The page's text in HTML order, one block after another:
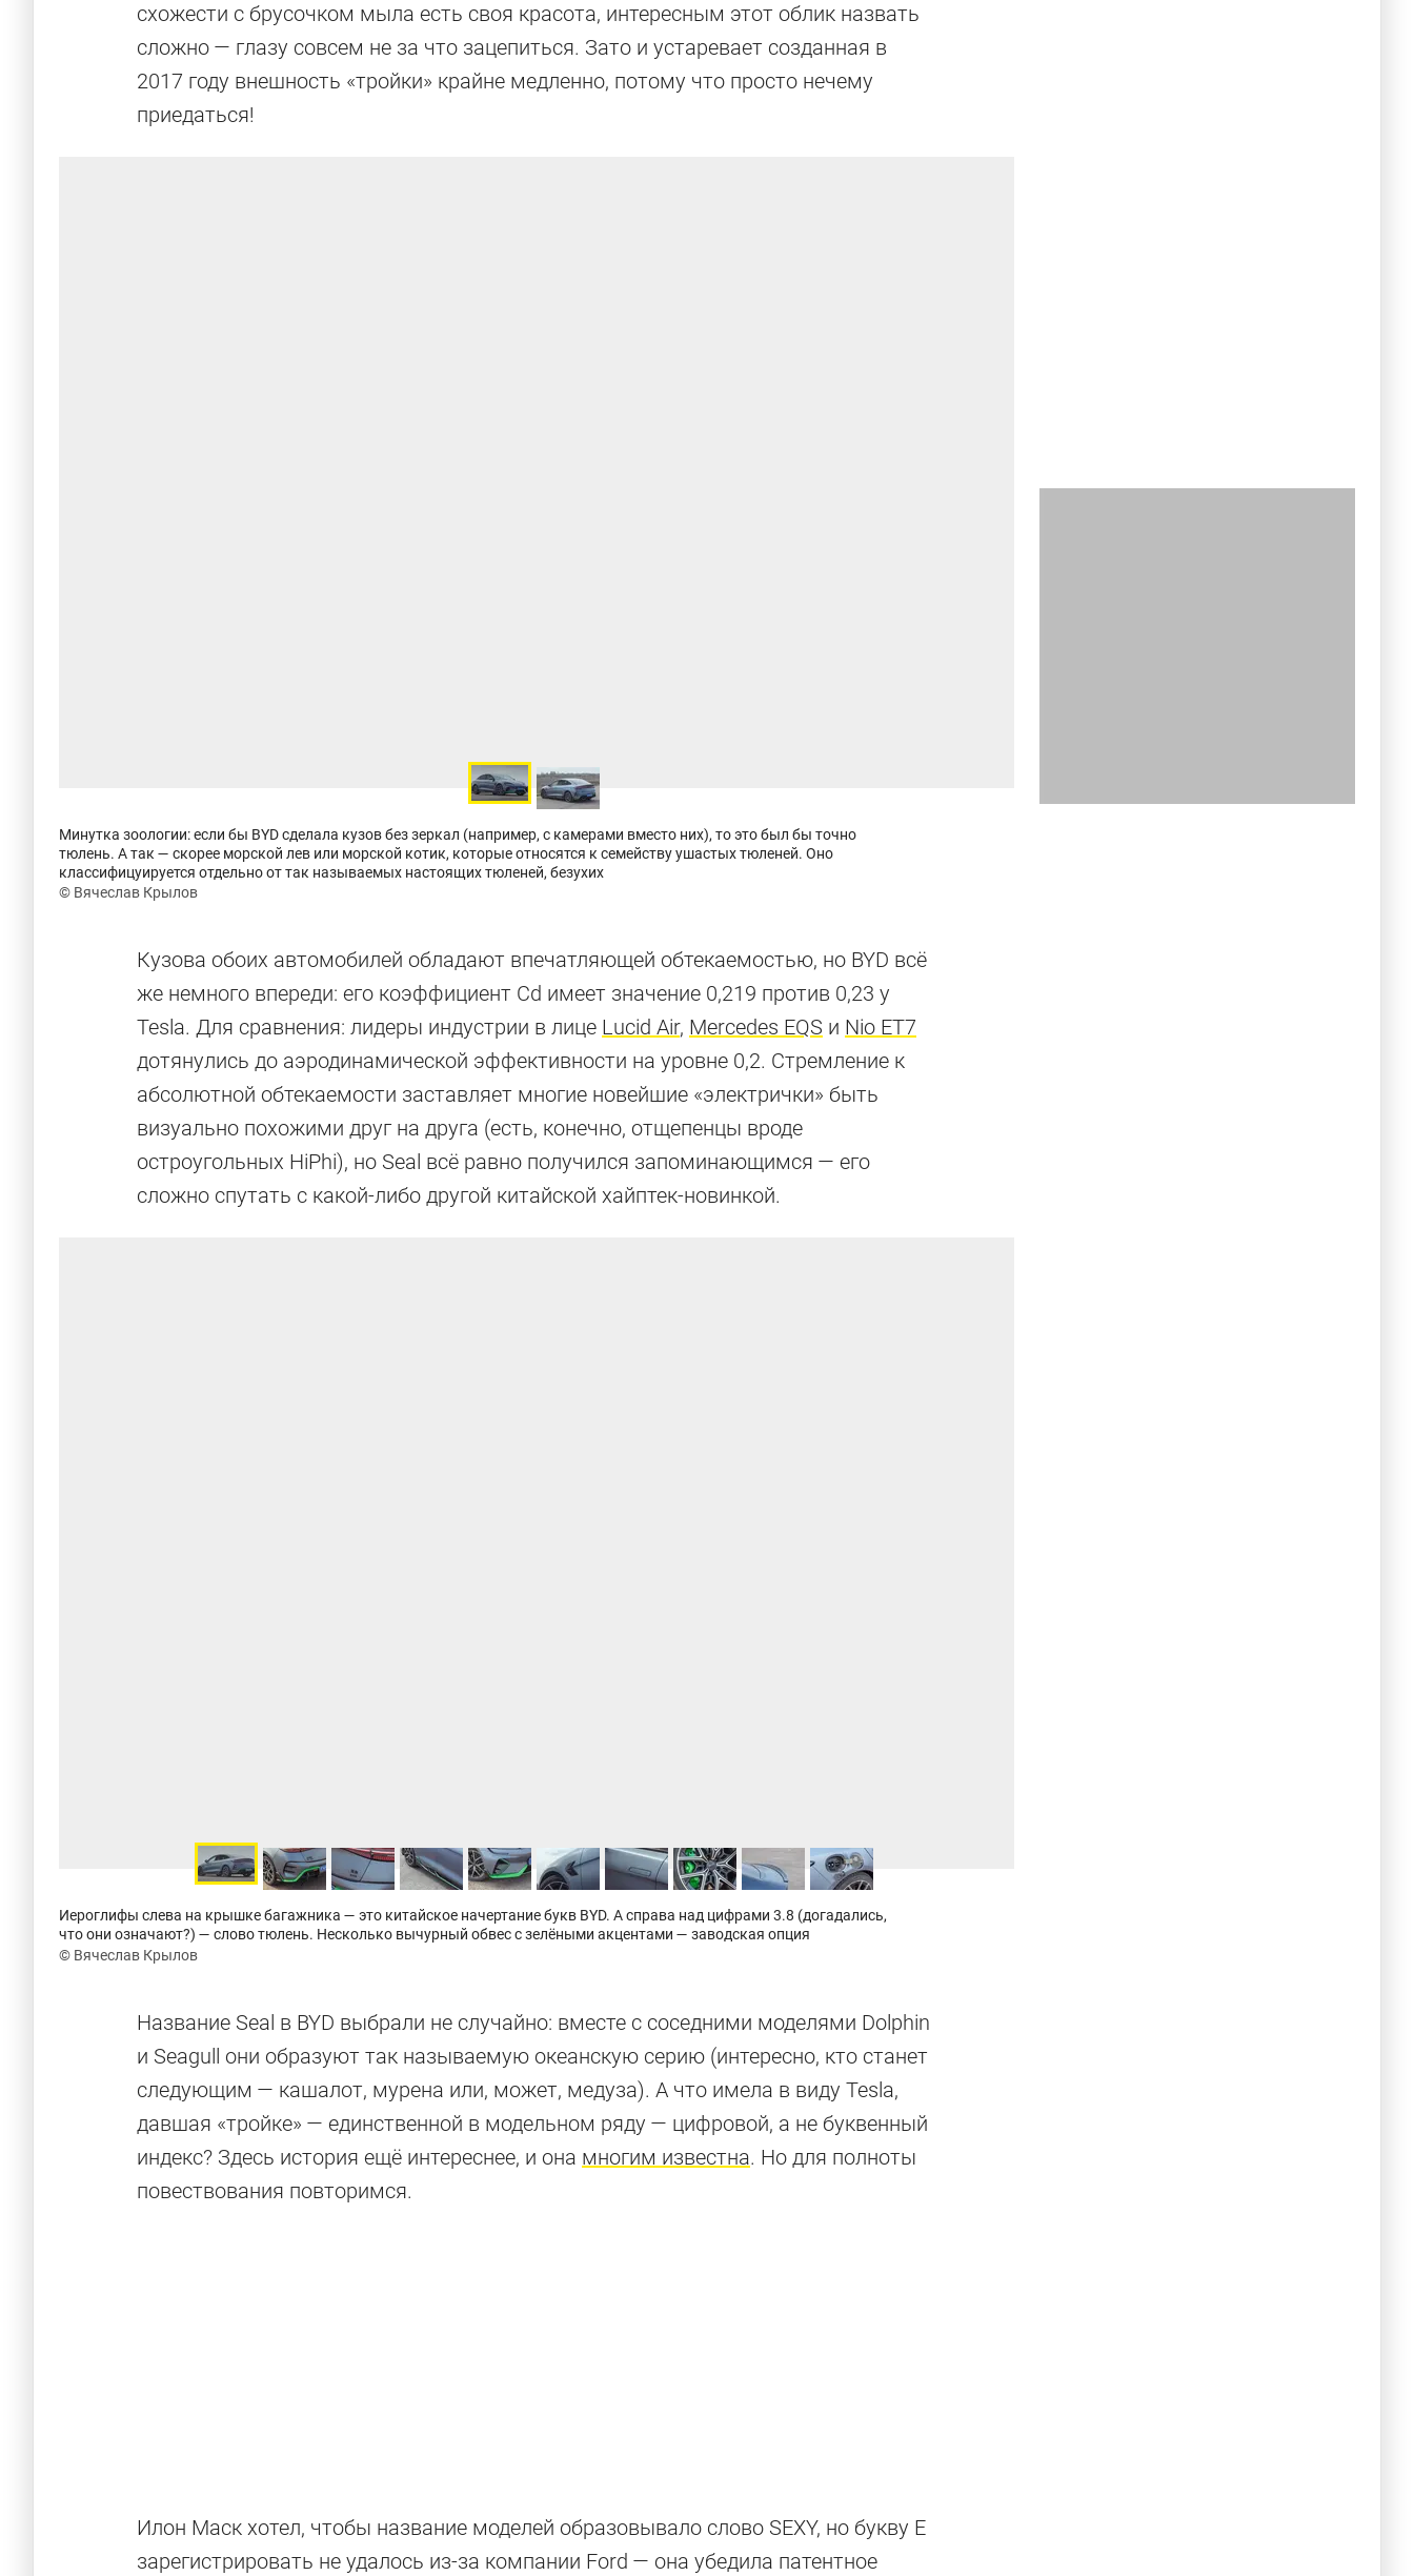
схожести с брусочком мыла есть своя красота, интересным этот облик назвать
сложно — глазу совсем не за что зацепиться. Зато и устаревает созданная в
2017 году внешность «тройки» крайне медленно, потому что просто нечему
приедаться!
Минутка зоологии: если бы BYD сделала кузов без зеркал (например, с камерами вместо них), то это был бы точно
тюлень. А так — скорее морской лев или морской котик, которые относятся к семейству ушастых тюленей. Оно
классифицуируется отдельно от так называемых настоящих тюленей, безухих
© Вячеслав Крылов
Кузова обоих автомобилей обладают впечатляющей обтекаемостью, но BYD всё
же немного впереди: его коэффициент Cd имеет значение 0,219 против 0,23 у
Tesla. Для сравнения: лидеры индустрии в лице Lucid Air, Mercedes EQS и Nio ET7
дотянулись до аэродинамической эффективности на уровне 0,2. Стремление к
абсолютной обтекаемости заставляет многие новейшие «электрички» быть
визуально похожими друг на друга (есть, конечно, отщепенцы вроде
остроугольных HiPhi), но Seal всё равно получился запоминающимся — его
сложно спутать с какой-либо другой китайской хайптек-новинкой.
Иероглифы слева на крышке багажника — это китайское начертание букв BYD. А справа над цифрами 3.8 (догадались,
что они означают?) — слово тюлень. Несколько вычурный обвес с зелёными акцентами — заводская опция
© Вячеслав Крылов
Название Seal в BYD выбрали не случайно: вместе с соседними моделями Dolphin
и Seagull они образуют так называемую океанскую серию (интересно, кто станет
следующим — кашалот, мурена или, может, медуза). А что имела в виду Tesla,
давшая «тройке» — единственной в модельном ряду — цифровой, а не буквенный
индекс? Здесь история ещё интереснее, и она многим известна. Но для полноты
повествования повторимся.
Илон Маск хотел, чтобы название моделей образовывало слово SEXY, но букву E
зарегистрировать не удалось из-за компании Ford — она убедила патентное